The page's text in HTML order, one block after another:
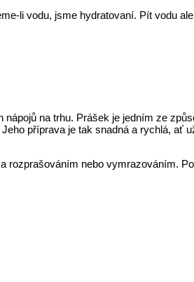
li vodu, jsme hydratovaní. Pít vodu
na trhu. Prášek je jedním ze
příprava je tak snadná a rychlá,
rozprašováním nebo vymrazováním.